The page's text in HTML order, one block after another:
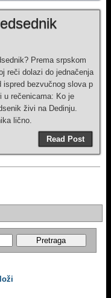
Prema srpskom
reči dolazi do jednačenja
bezvučnog slova p
u rečenicama: Ko je
živi na Dedinju.
lično.
Read Post